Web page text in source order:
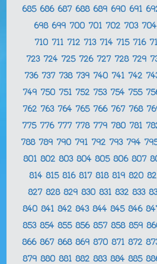
685 686 687 688 689 690 691
698 699 700 701 702 703 704
710 711 712 713 714 715 716
723 724 725 726 727 728 729
736 737 738 739 740 741 742
749 750 751 752 753 754 755
762 763 764 765 766 767 768
775 776 777 778 779 780 781
788 789 790 791 792 793 794
801 802 803 804 805 806 807
814 815 816 817 818 819 820
827 828 829 830 831 832 833
840 841 842 843 844 845 846
853 854 855 856 857 858 859
866 867 868 869 870 871 872
879 880 881 882 883 884 885